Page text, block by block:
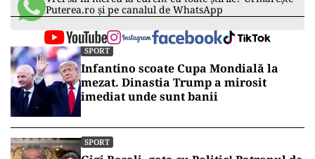
ad
Deşi unele competiţii deja au început, startul
oficial al JO de la Tokyo este programat astăzi, la